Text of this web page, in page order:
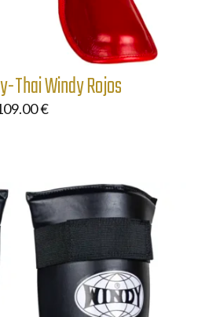
Thai Windy Rojos
€